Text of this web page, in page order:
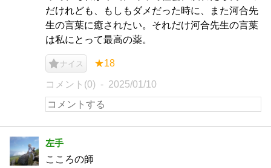
だけれども、もしもダメだった時に、また河合先
生の言葉に癒されたい。それだけ河合先生の言葉
は私にとって最高の薬。
ナイス ★18
コメント(0) 2025/01/10
左手
こころの師